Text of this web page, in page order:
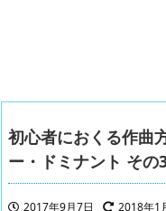
初心者におくる作曲
ー・ドミナント その
2017年9月7日 2018年1